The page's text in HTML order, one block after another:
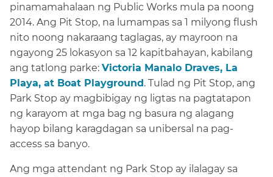
pinamamahalaan ng Public Works mula pa noong
2014. Ang Pit Stop, na lumampas sa 1 milyong flush
nito noong nakaraang taglagas, ay mayroon na
ngayong 25 lokasyon sa 12 kapitbahayan, kabilang
ang tatlong parke: Victoria Manalo Draves, La
Playa, at Boat Playground. Tulad ng Pit Stop, ang
Park Stop ay magbibigay ng ligtas na pagtatapon
ng karayom at mga bag ng basura ng alagang
hayop bilang karagdagan sa unibersal na pag-
access sa banyo.​​
Ang mga attendant ng Park Stop ay ilalagay sa